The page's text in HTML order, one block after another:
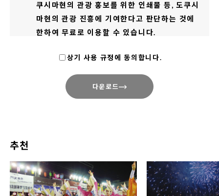
쿠시마현의 관광 홍보를 위한 인쇄물 등, 도쿠시
마현의 관광 진흥에 기여한다고 판단하는 것에
한하여 무료로 이용할 수 있습니다.
그림엽서나 사진집 등 사진 그 자체에 상품 가치
되어 있습니다.
이미지를 사용할 때는 사용한 결과물을 아래의
이미지는 실제 상황과 다를 수 있습니다. 예시로
이용하시기 바랍니다.
상기 사용 규정에 동의합니다.
다운로드
추천